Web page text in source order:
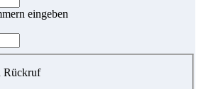
eingeben
Rückruf